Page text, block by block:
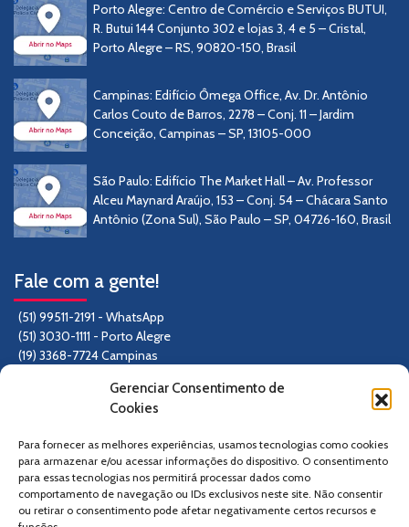
Gerenciar Consentimento de
Cookies
Para fornecer as melhores experiências, usamos tecnologias como cookies
para armazenar e/ou acessar informações do dispositivo. O consentimento
para essas tecnologias nos permitirá processar dados como
comportamento de navegação ou IDs exclusivos neste site. Não consentir
ou retirar o consentimento pode afetar negativamente certos recursos e
Porto Alegre: Centro de Comércio e Serviços BUTUI,
R. Butui 144 Conjunto 302 e lojas 3, 4 e 5 – Cristal,
Porto Alegre – RS, 90820-150, Brasil
Campinas: Edifício Ômega Office, Av. Dr. Antônio
Carlos Couto de Barros, 2278 – Conj. 11 – Jardim
Conceição, Campinas – SP, 13105-000
São Paulo: Edifício The Market Hall – Av. Professor
Alceu Maynard Araújo, 153 – Conj. 54 – Chácara Santo
Antônio (Zona Sul), São Paulo – SP, 04726-160, Brasil
Fale com a gente!
(51) 99511-2191 - WhatsApp
(51) 3030-1111 - Porto Alegre
(19) 3368-7724 Campinas
Formulário de contato
kapra@kapra.com.br
Siga-nos